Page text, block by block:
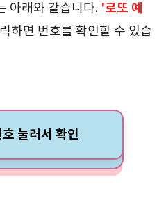
아래와 같습니다. '로또 예
하면 번호를 확인할 수 있습
눌러서 확인